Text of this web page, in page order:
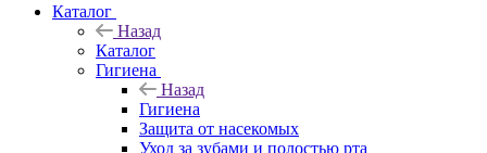
Каталог
Назад
Каталог
Гигиена
Назад
Гигиена
Защита от насекомых
Уход за зубами и полостью рта